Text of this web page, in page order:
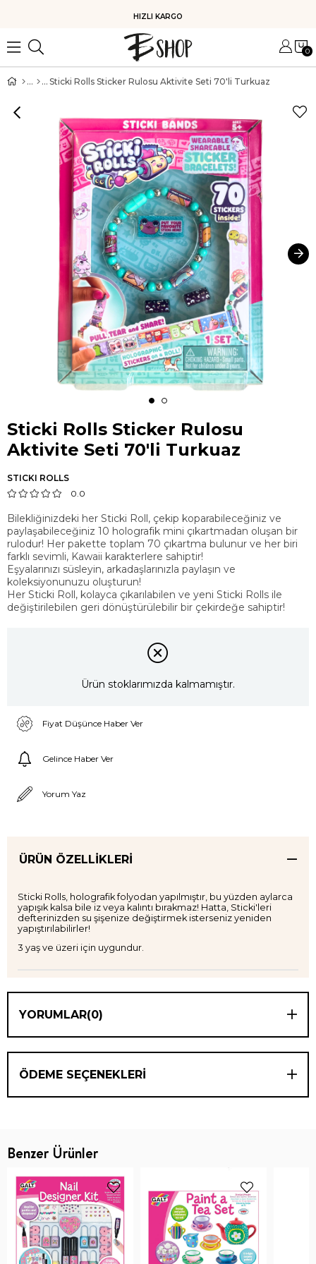
HIZLI KARGO
0
Sticki Rolls Sticker Rulosu Aktivite Seti 70'li Turkuaz
Sticki Rolls Sticker Rulosu
Aktivite Seti 70'li Turkuaz
STICKI ROLLS
0.0
Bilekliğinizdeki her Sticki Roll, çekip koparabileceğiniz ve
paylaşabileceğiniz 10 holografik mini çıkartmadan oluşan bir
rulodur! Her pakette toplam 70 çıkartma bulunur ve her biri
farklı sevimli, Kawaii karakterlere sahiptir!
Eşyalarınızı süsleyin, arkadaşlarınızla paylaşın ve
koleksiyonunuzu oluşturun!
Her Sticki Roll, kolayca çıkarılabilen ve yeni Sticki Rolls ile
değiştirilebilen geri dönüştürülebilir bir çekirdeğe sahiptir!
Ürün stoklarımızda kalmamıştır.
Fiyat Düşünce Haber Ver
Gelince Haber Ver
Yorum Yaz
ÜRÜN ÖZELLIKLERI
Sticki Rolls, holografik folyodan yapılmıştır, bu yüzden aylarca
yapışık kalsa bile iz veya kalıntı bırakmaz! Hatta, Sticki'leri
defterinizden su şişenize değiştirmek isterseniz yeniden
yapıştırılabilirler!
3 yaş ve üzeri için uygundur.
YORUMLAR(0)
ÖDEME SEÇENEKLERI
Benzer Ürünler